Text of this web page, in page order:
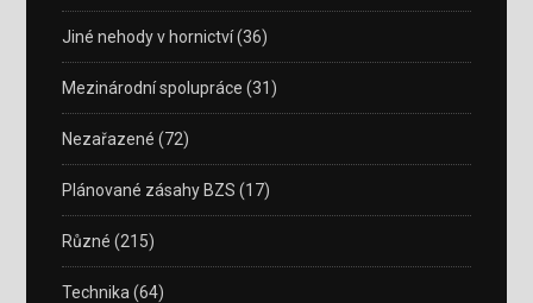
Jiné nehody v hornictví(36)
Mezinárodní spolupráce (31)
Nezařazené (72)
Plánované zásahy BZS (17)
Různé (215)
Technika (64)